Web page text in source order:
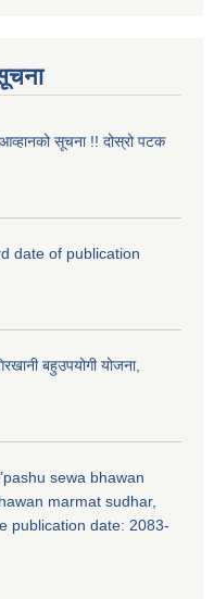
सूचना !! दोस्रो पटक
date of publication
बहुउपयोगी योजना,
sewa bhawan
marmat sudhar,
publication date: 2083-